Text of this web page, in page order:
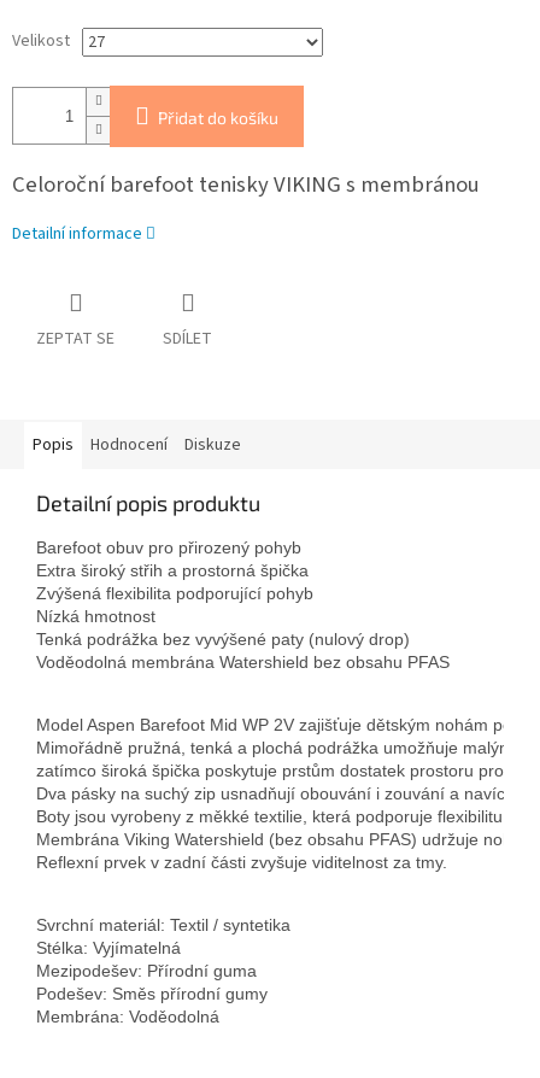
Velikost
Přidat do košíku
Celoroční barefoot tenisky VIKING s membránou
Detailní informace
ZEPTAT SE SDÍLET
Popis Hodnocení Diskuze
Detailní popis produktu
Barefoot obuv pro přirozený pohyb
Extra široký střih a prostorná špička
Zvýšená flexibilita podporující pohyb
Nízká hmotnost
Tenká podrážka bez vyvýšené paty (nulový drop)
Voděodolná membrána Watershield bez obsahu PFAS
Model Aspen Barefoot Mid WP 2V zajišťuje dětským nohám
Mimořádně pružná, tenká a plochá podrážka umožňuje malým
zatímco široká špička poskytuje prstům dostatek prostoru pro
Dva pásky na suchý zip usnadňují obouvání i zouvání a navíc
Boty jsou vyrobeny z měkké textilie, která podporuje flexibilitu a
Membrána Viking Watershield (bez obsahu PFAS) udržuje
Reflexní prvek v zadní části zvyšuje viditelnost za tmy.
Svrchní materiál: Textil / syntetika
Stélka: Vyjímatelná
Mezipodešev: Přírodní guma
Podešev: Směs přírodní gumy
Membrána: Voděodolná